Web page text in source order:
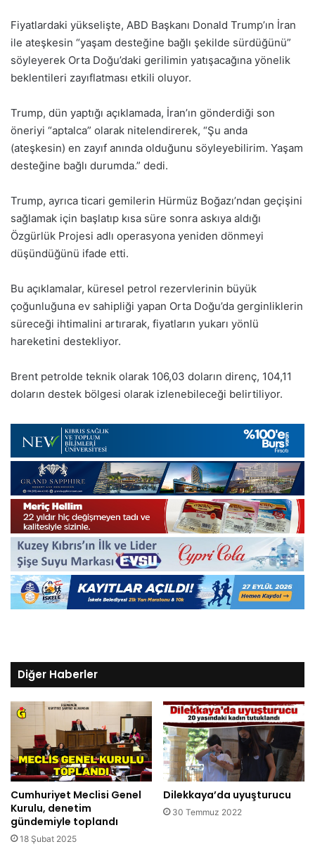
Fiyatlardaki yükselişte, ABD Başkanı Donald Trump’ın İran
ile ateşkesin “yaşam desteğine bağlı şekilde sürdüğünü”
söyleyerek Orta Doğu’daki gerilimin yatışacağına yönelik
beklentileri zayıflatması etkili oluyor.
Trump, dün yaptığı açıklamada, İran’ın gönderdiği son
öneriyi “aptalca” olarak nitelendirerek, “Şu anda
(ateşkesin) en zayıf anında olduğunu söyleyebilirim. Yaşam
desteğine bağlı durumda.” dedi.
Trump, ayrıca ticari gemilerin Hürmüz Boğazı’ndan geçişini
sağlamak için başlatıp kısa süre sonra askıya aldığı
Özgürlük Projesi adlı operasyona yeniden dönmeyi
düşündüğünü ifade etti.
Bu açıklamalar, küresel petrol rezervlerinin büyük
çoğunluğuna ev sahipliği yapan Orta Doğu’da gerginliklerin
süreceği ihtimalini artırarak, fiyatların yukarı yönlü
hareketini destekliyor.
Brent petrolde teknik olarak 106,03 doların direnç, 104,11
doların destek bölgesi olarak izlenebileceği belirtiliyor.
Diğer Haberler
Cumhuriyet Meclisi Genel
Kurulu, denetim
gündemiyle toplandı
18 Şubat 2025
Dilekkaya’da uyuşturucu
30 Temmuz 2022